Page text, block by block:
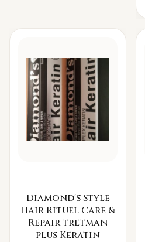
Diamond's Style
Hair Rituel Care &
Repair tretman
plus Keratin